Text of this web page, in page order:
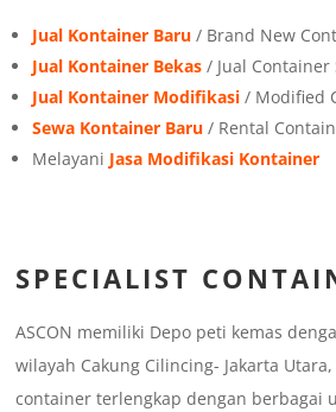
Jual Kontainer Baru / Brand New
Jual Kontainer Bekas / Jual Container
Jual Kontainer Modifikasi / Modified
Sewa Kontainer Baru / Rental
Melayani Jasa Modifikasi Kontainer
SPECIALIST
ASCON memiliki Depo peti kemas
wilayah Cakung Cilincing- Jakarta
container terlengkap dengan berbagai